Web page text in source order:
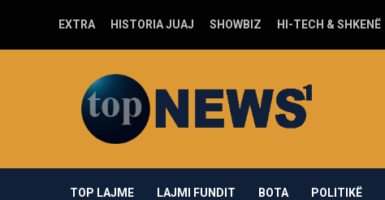
EXTRA HISTORIA JUAJ SHOWBIZ HI-TECH & SHKENË
news1.com
TOP LAJME LAJMI FUNDIT BOTA POLITIKË